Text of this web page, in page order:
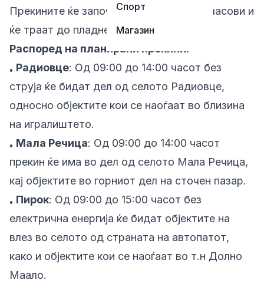
Спорт
Магазин
Прекините ќе започнат во утринските часови и
ќе траат до пладне.
Распоред на планирани прекини:
• Радиовце: Од 09:00 до 14:00 часот без
струја ќе бидат дел од селото Радиовце,
односно објектите кои се наоѓаат во близина
на игралиштето.
• Мала Речица: Од 09:00 до 14:00 часот
прекин ќе има во дел од селото Мала Речица,
кај објектите во горниот дел на сточен пазар.
• Пирок: Од 09:00 до 15:00 часот без
електрична енергија ќе бидат објектите на
влез во селото од страната на автопатот,
како и објектите кои се наоѓаат во т.н Долно
Маало.